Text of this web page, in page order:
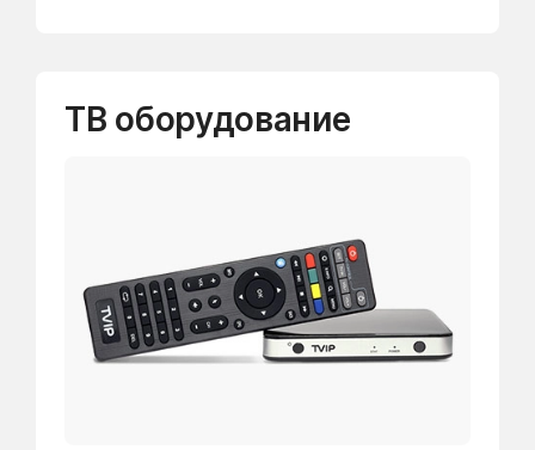
ТВ оборудование